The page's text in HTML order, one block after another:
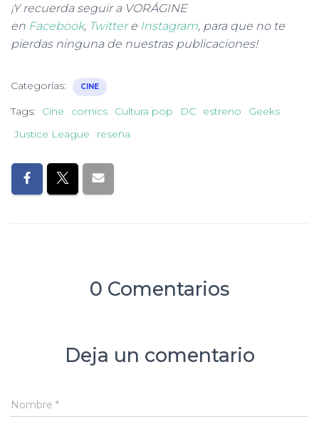
¡Y recuerda seguir a VORÁGINE
en Facebook, Twittere Instagram, para que no te
pierdas ninguna de nuestras publicaciones!
Categorías: CINE
Tags: Cine comics Cultura pop DC estreno
Geeks
Justice League
reseña
0 Comentarios
Deja un comentario
Nombre *